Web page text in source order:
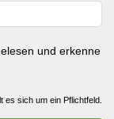
und erkenne
es sich um ein Pflichtfeld.